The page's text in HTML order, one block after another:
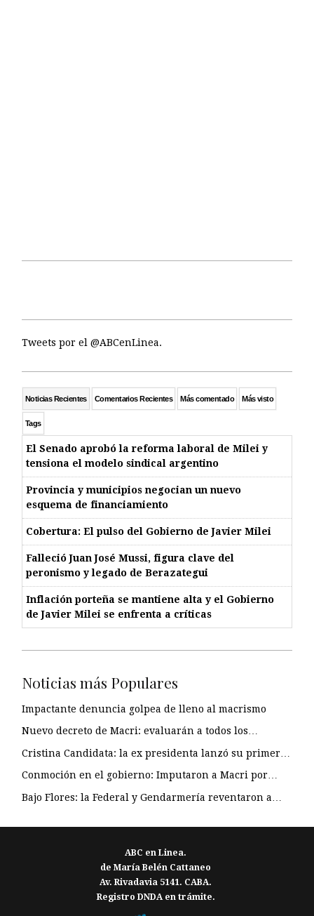
Tweets por el @ABCenLinea.
Noticias Recientes Comentarios Recientes Más comentado Más visto
Tags
El Senado aprobó la reforma laboral de Milei y
tensiona el modelo sindical argentino
Provincia y municipios negocian un nuevo
esquema de financiamiento
Cobertura: El pulso del Gobierno de Javier Milei
Falleció Juan José Mussi, figura clave del
peronismo y legado de Berazategui
Inflación porteña se mantiene alta y el Gobierno
de Javier Milei se enfrenta a críticas
Noticias más Populares
Impactante denuncia golpea de lleno al macrismo
Nuevo decreto de Macri: evaluarán a todos los…
Cristina Candidata: la ex presidenta lanzó su primer…
Conmoción en el gobierno: Imputaron a Macri por…
Bajo Flores: la Federal y Gendarmería reventaron a…
ABC en Linea.
de María Belén Cattaneo
Av. Rivadavia 5141. CABA.
Registro DNDA en trámite.